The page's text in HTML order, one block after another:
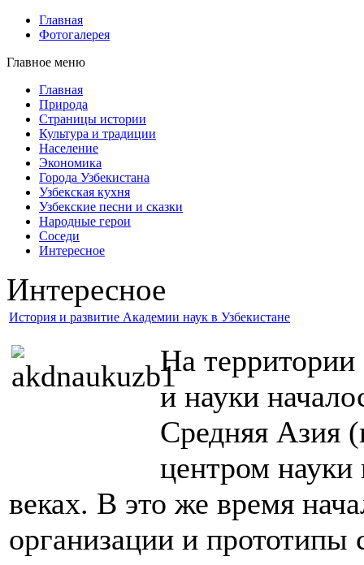
Главная
Фотогалерея
Главное меню
Главная
Природа
Страницы истории
Культура и традиции
Население
Экономика
Города Узбекистана
Узбекская кухня
Узбекские песни и сказки
Народные герои
Соседи
Интересное
Интересное
История и развитие Академии наук в Узбекистане
На территории
и науки
Средняя Азия
центром
веках. В это же время
организации и